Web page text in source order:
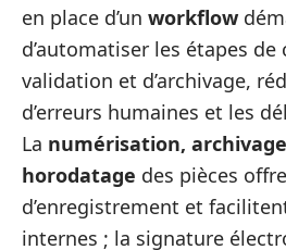
en place d’un workflow
d’automatiser les étapes de
validation et d’archivage,
d’erreurs humaines et les
La numérisation,
horodatage des pièces
d’enregistrement et
internes ; la signature